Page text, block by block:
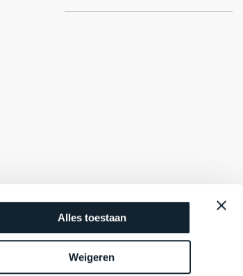
Alles toestaan
Weigeren